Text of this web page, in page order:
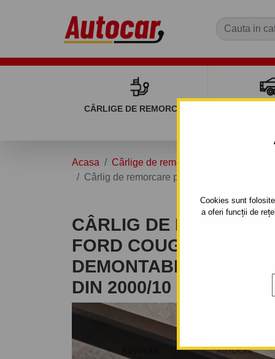
Cookies sunt
a oferi funcții de
CÂRLIGE DE REMORCARE
Acasa Cârlige de remorcare
Cârlig de remorcare pentru FORD
CÂRLIG DE
FORD COUGAR - 4/
DEMONTABIL
DIN 2000/10 PÂNĂ 2007